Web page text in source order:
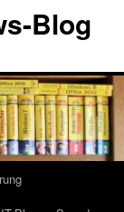
Blog